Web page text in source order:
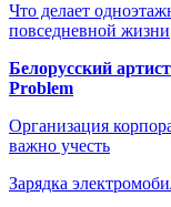
Что делает
повседневной жизни
Белорусский
Problem
Организация
важно учесть
Зарядка